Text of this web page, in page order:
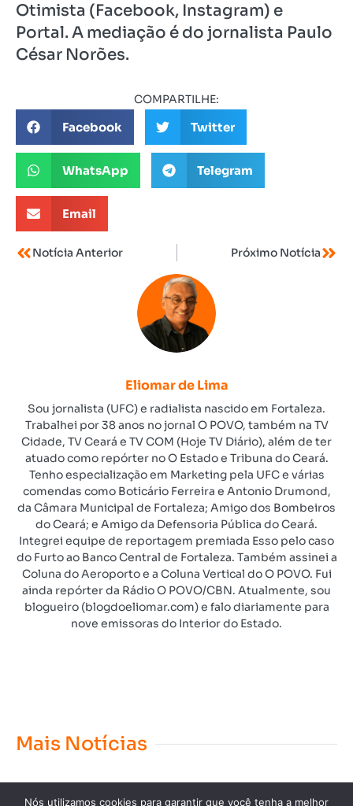
Otimista (Facebook, Instagram) e
Portal. A mediação é do jornalista Paulo
César Norões.
COMPARTILHE:
Facebook Twitter
WhatsApp Telegram
Email
Notícia Anterior Próximo Notícia
Eliomar de Lima
Sou jornalista (UFC) e radialista nascido em Fortaleza.
Trabalhei por 38 anos no jornal O POVO, também na TV
Cidade, TV Ceará e TV COM (Hoje TV Diário), além de ter
atuado como repórter no O Estado e Tribuna do Ceará.
Tenho especialização em Marketing pela UFC e várias
comendas como Boticário Ferreira e Antonio Drumond,
da Câmara Municipal de Fortaleza; Amigo dos Bombeiros
do Ceará; e Amigo da Defensoria Pública do Ceará.
Integrei equipe de reportagem premiada Esso pelo caso
do Furto ao Banco Central de Fortaleza. Também assinei a
Coluna do Aeroporto e a Coluna Vertical do O POVO. Fui
ainda repórter da Rádio O POVO/CBN. Atualmente, sou
blogueiro (blogdoeliomar.com) e falo diariamente para
nove emissoras do Interior do Estado.
Mais Notícias
Nós utilizamos cookies para garantir que você tenha a melhor